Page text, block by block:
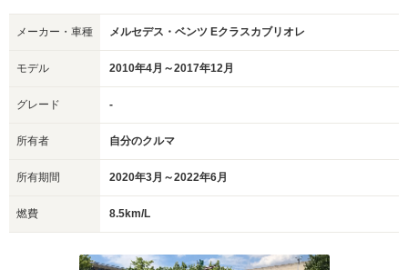
メーカー・車種 メルセデス・ベンツ Eクラスカブリオレ
モデル 2010年4月～2017年12月
グレード -
所有者 自分のクルマ
所有期間 2020年3月～2022年6月
燃費 8.5km/L